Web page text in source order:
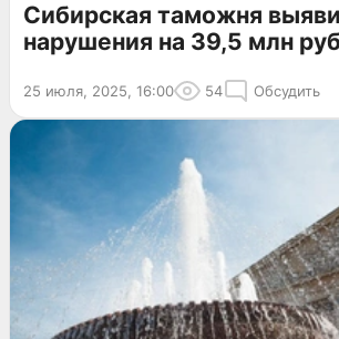
Сибирская таможня
нарушения на 39,5 млн
25 июля, 2025, 16:00 54 Обсудить